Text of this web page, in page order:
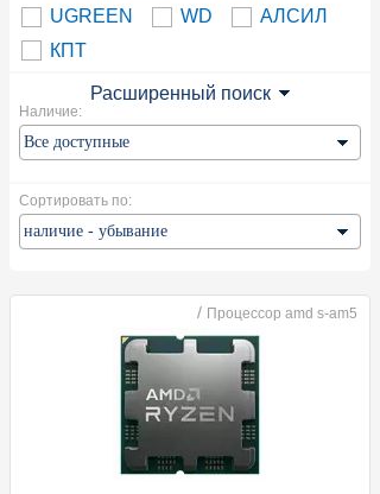
UGREEN
WD
АЛСИЛ
КПТ
Расширенный поиск
Наличие:
Сортировать по:
/ Процессор amd s-am5